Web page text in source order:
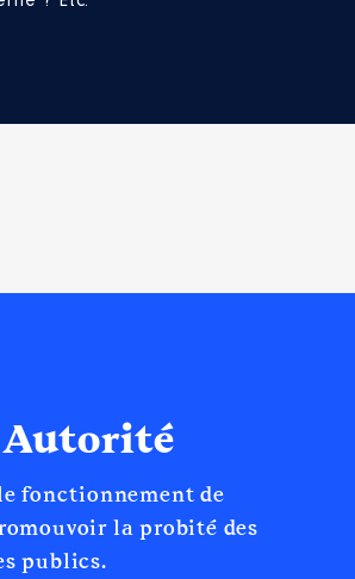
fonctionnement de
la probité des
publics.